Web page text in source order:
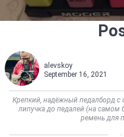
alevskoy
September 16, 2021
Крепкий, надёжный педалборд
липучка до педалей (на самом
ремень для